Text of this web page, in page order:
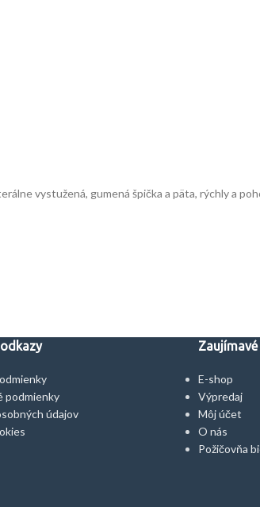
vystužená, gumená špička a päta, rýchly a
podmienky
údajov
E-shop
Výpredaj
Môj účet
O nás
Požičovňa